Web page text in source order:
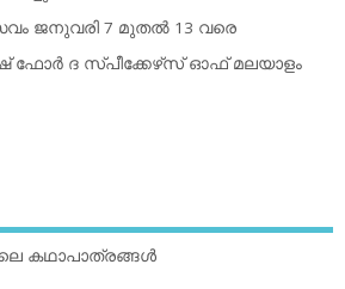
ജനുവരി 7 മുതല്‍ 13 വരെ
ഫോര്‍ ദ സ്പീക്കേഴ്‌സ് ഓഫ് മലയാളം
കഥാപാത്രങ്ങള്‍